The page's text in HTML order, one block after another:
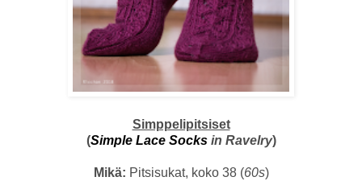
Simppelipitsiset
(Simple Lace Socksin Ravelry)
Mikä: Pitsisukat, koko 38 (60s)